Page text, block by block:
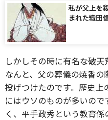
私が父上を
まれた織田
しかしその時に有名な破天
なんと、父の葬儀の焼香
投げつけたのです。歴史
にはウソのものが多いの
く、平手政秀という教育